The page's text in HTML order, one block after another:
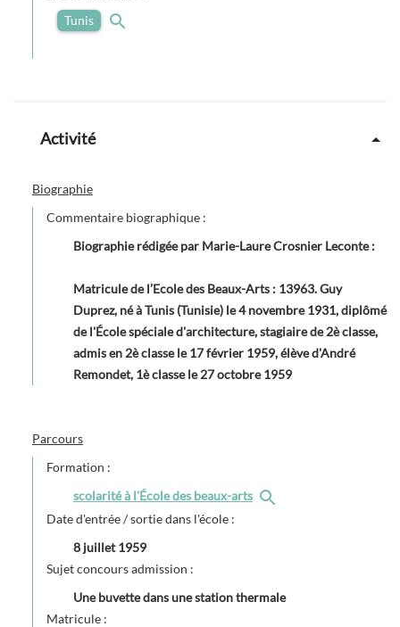
Tunis
Activité
Biographie
Commentaire biographique :
Biographie rédigée par Marie-Laure Crosnier Leconte:
Matricule de l’Ecole des Beaux-Arts : 13963. Guy
Duprez, né à Tunis (Tunisie) le 4 novembre 1931, diplômé
de l'École spéciale d'architecture, stagiaire de 2è classe,
admis en 2è classe le 17 février 1959, élève d'André
Remondet, 1è classe le 27 octobre 1959
Parcours
Formation :
scolarité à l'École des beaux-arts
Date d'entrée / sortie dans l'école :
8 juillet 1959
Sujet concours admission :
Une buvette dans une station thermale
Matricule :